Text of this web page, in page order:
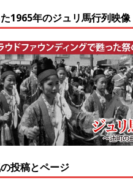
1965年のジュリ馬行列映像
投稿とページ